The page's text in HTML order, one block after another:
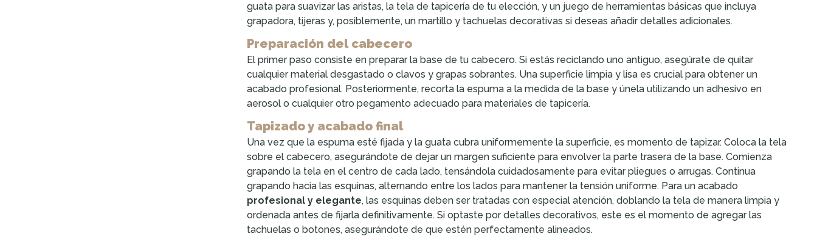
guata para suavizar las aristas, la tela de tapicería de tu elección, y un juego de herramientas básicas que incluya
grapadora, tijeras y, posiblemente, un martillo y tachuelas decorativas si deseas añadir detalles adicionales.
Preparación del cabecero
El primer paso consiste en preparar la base de tu cabecero. Si estás reciclando uno antiguo, asegúrate de quitar
cualquier material desgastado o clavos y grapas sobrantes. Una superficie limpia y lisa es crucial para obtener un
acabado profesional. Posteriormente, recorta la espuma a la medida de la base y únela utilizando un adhesivo en
aerosol o cualquier otro pegamento adecuado para materiales de tapicería.
Tapizado y acabado final
Una vez que la espuma esté fijada y la guata cubra uniformemente la superficie, es momento de tapizar. Coloca la tela
sobre el cabecero, asegurándote de dejar un margen suficiente para envolver la parte trasera de la base. Comienza
grapando la tela en el centro de cada lado, tensándola cuidadosamente para evitar pliegues o arrugas. Continua
grapando hacia las esquinas, alternando entre los lados para mantener la tensión uniforme. Para un acabado
profesional y elegante, las esquinas deben ser tratadas con especial atención, doblando la tela de manera limpia y
ordenada antes de fijarla definitivamente. Si optaste por detalles decorativos, este es el momento de agregar las
tachuelas o botones, asegurándote de que estén perfectamente alineados.